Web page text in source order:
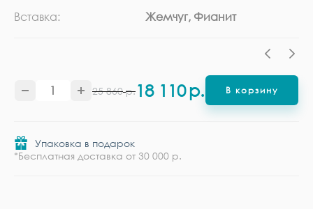
Вставка:
Жемчуг, Фианит
25 860 р.18 110р. В корзину
Упаковка в подарок
*Бесплатная доставка от 30 000 р.